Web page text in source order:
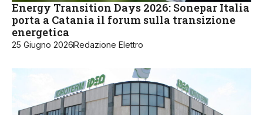
Energy Transition Days 2026: Sonepar Italia
porta a Catania il forum sulla transizione
energetica
25 Giugno 2026Redazione Elettro